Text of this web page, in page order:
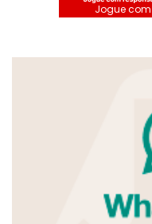
Jogue